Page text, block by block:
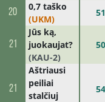
20
0,7 taško
(UKM)
51
21
Jūs ką,
juokaujat?
(KAU-2)
50
21
Aštriausi
peiliai
stalčiuj
54